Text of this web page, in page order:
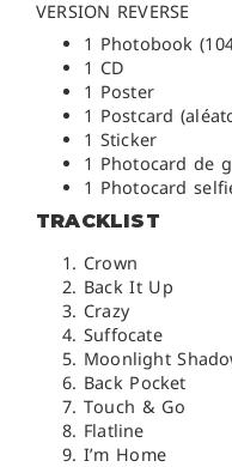
VERSION REVERSE
1 Photobook
1 CD
1 Poster
1 Postcard
1 Sticker
1 Photocard de
1 Photocard
TRACKLIST
Crown
Back It Up
Crazy
Suffocate
Moonlight
Back Pocket
Touch & Go
Flatline
I’m Home